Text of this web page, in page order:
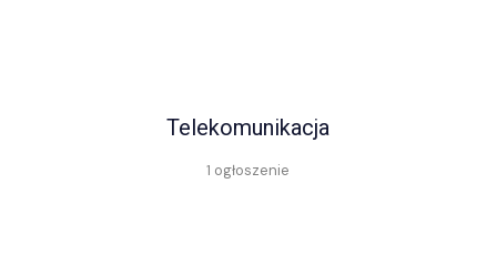
Telekomunikacja
1 ogłoszenie